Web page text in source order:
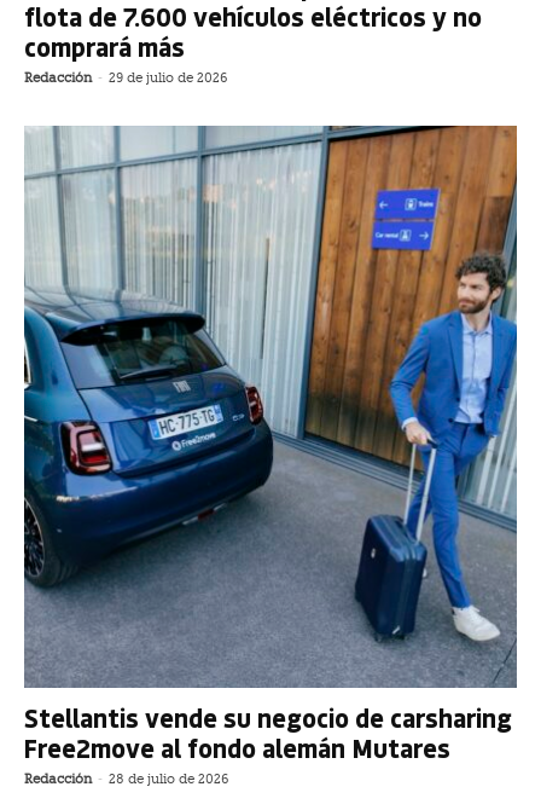
flota de 7.600 vehículos eléctricos y no
comprará más
Redacción - 29 de julio de 2026
Stellantis vende su negocio de carsharing
Free2move al fondo alemán Mutares
Redacción - 28 de julio de 2026